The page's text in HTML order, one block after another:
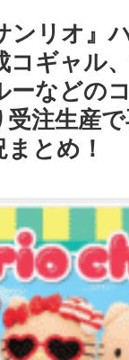
ンリオ』
コギャル
ーなどの
受注生産
とめ！